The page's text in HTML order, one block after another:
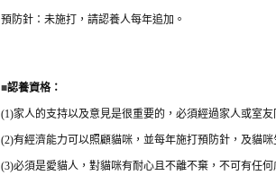
預防針：未施打，請認養人每年追加。
■認養資格：
(1)家人的支持以及意見是很重要的，必須經過家人或室友
(2)有經濟能力可以照顧貓咪，並每年施打預防針，及貓咪
(3)必須是愛貓人，對貓咪有耐心且不離不棄，不可有任